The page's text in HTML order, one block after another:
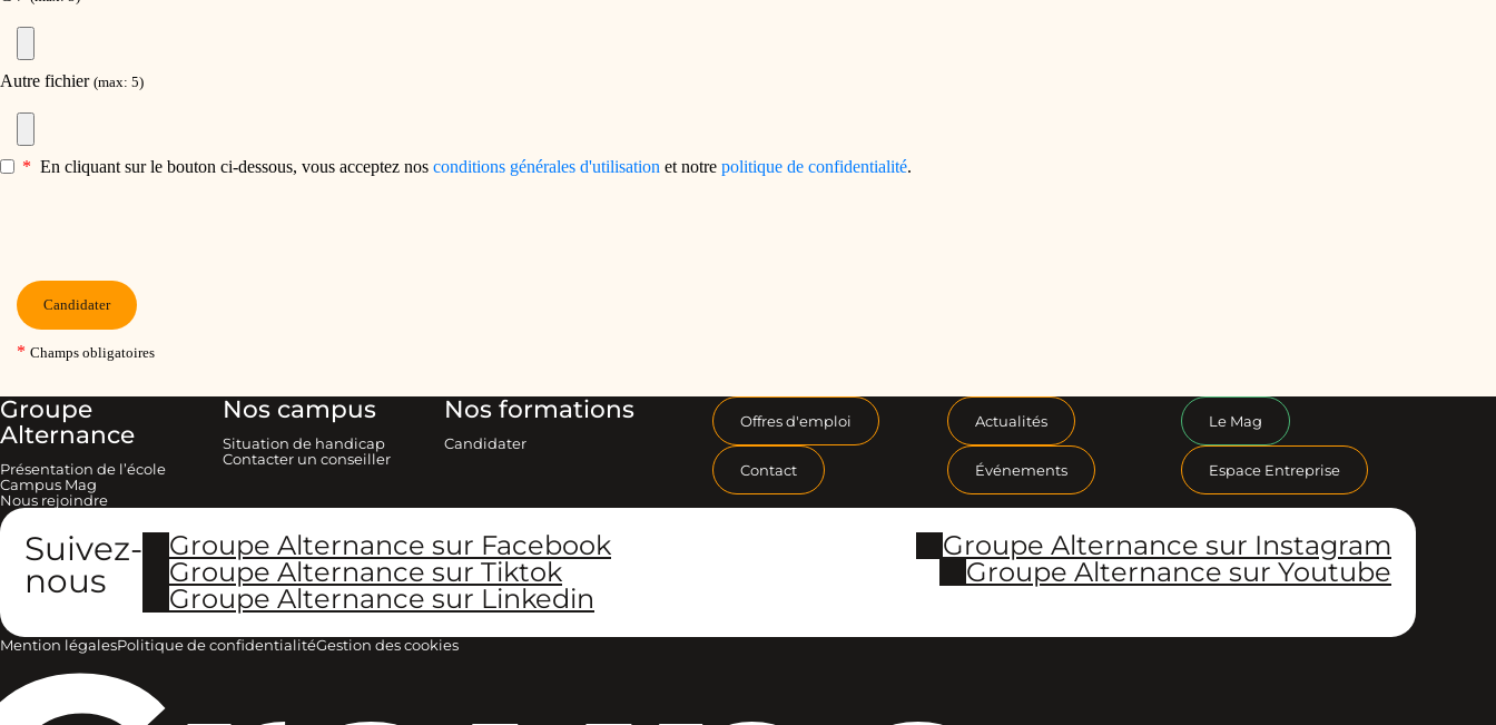
Groupe
Alternance
Présentation de l’école
Campus Mag
Nous rejoindre
Nos campus
Situation de handicap
Contacter un conseiller
Nos formations
Candidater
Offres d'emploi Actualités Le Mag
Contact Événements Espace Entreprise
Suivez-
nous
Groupe Alternance sur Facebook
Groupe Alternance sur Instagram
Groupe Alternance sur Tiktok
Groupe Alternance sur Youtube
Groupe Alternance sur Linkedin
Mention légalesPolitique de confidentialitéGestion des cookies